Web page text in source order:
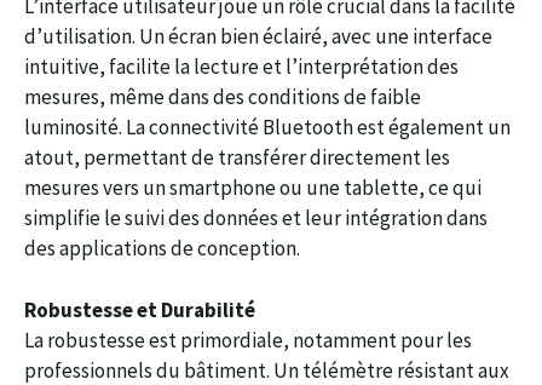
L’interface utilisateur joue un rôle crucial dans la facilité
d’utilisation. Un écran bien éclairé, avec une interface
intuitive, facilite la lecture et l’interprétation des
mesures, même dans des conditions de faible
luminosité. La connectivité Bluetooth est également un
atout, permettant de transférer directement les
mesures vers un smartphone ou une tablette, ce qui
simplifie le suivi des données et leur intégration dans
des applications de conception.
Robustesse et Durabilité
La robustesse est primordiale, notamment pour les
professionnels du bâtiment. Un télémètre résistant aux